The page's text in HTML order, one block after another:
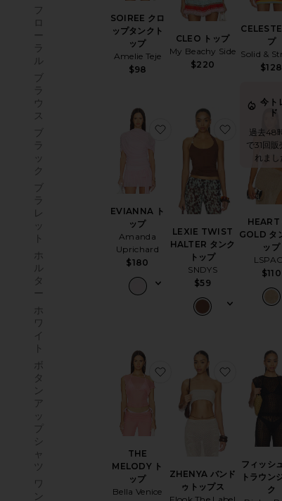
フ
ロ
ー
ラ
ル
ブ
ラ
ウ
ス
ブ
ラ
ッ
ク
ブ
ラ
レ
ッ
ト
ホ
ル
タ
ー
ホ
ワ
イ
ト
ボ
タ
ン
ア
ッ
プ
シ
ャ
ツ
ワ
ン
SOIREE クロ
ップタンクト
ップ
Amelie Teje
$98
CLEO トップ
My Beachy Side
$220
プ
Solid &
$128
EVIANNA ト
ップ
Amanda
Uprichard
$180
お気に入りEVIANNA
LEXIE TWIST
HALTER タンク
トップ
SNDYS
$59
お気に
今ト
ド
過去48
で31回販
れまし
HEART
GOLD タ
ップ
$110
THE
MELODY ト
ップ
Bella Venice
お気に入りTHE
ZHENYA バンド
ゥトップス
お気に入
フィッシ
トラウン
ク